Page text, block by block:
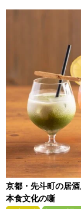
京都・先斗町の居
本食文化の噺